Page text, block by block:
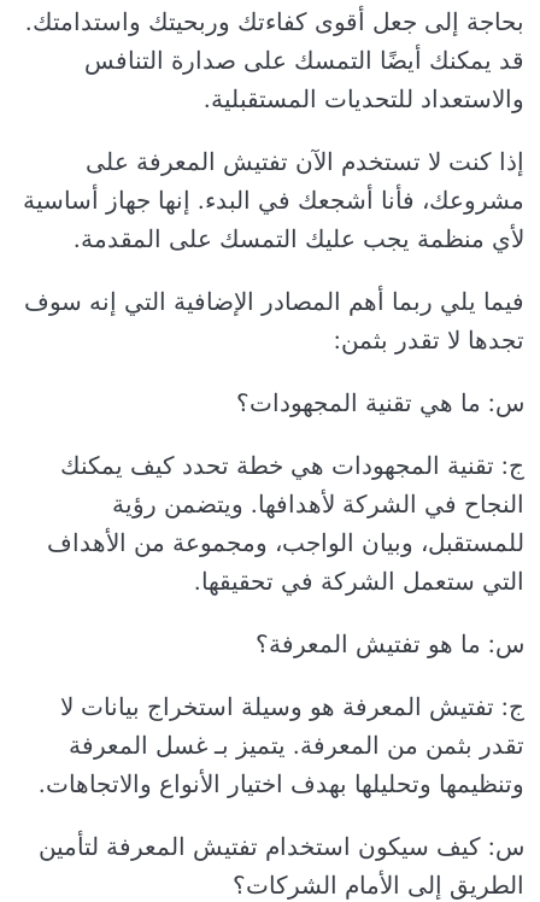
بحاجة إلى جعل أقوى كفاءتك وربحيتك واستدامتك.
قد يمكنك أيضًا التمسك على صدارة التنافس
والاستعداد للتحديات المستقبلية.
إذا كنت لا تستخدم الآن تفتيش المعرفة على
مشروعك، فأنا أشجعك في البدء. إنها جهاز أساسية
لأي منظمة يجب عليك التمسك على المقدمة.
فيما يلي ربما أهم المصادر الإضافية التي إنه سوف
تجدها لا تقدر بثمن:
س: ما هي تقنية المجهودات؟
ج: تقنية المجهودات هي خطة تحدد كيف يمكنك
النجاح في الشركة لأهدافها. ويتضمن رؤية
للمستقبل، وبيان الواجب، ومجموعة من الأهداف
التي ستعمل الشركة في تحقيقها.
س: ما هو تفتيش المعرفة؟
ج: تفتيش المعرفة هو وسيلة استخراج بيانات لا
تقدر بثمن من المعرفة. يتميز بـ غسل المعرفة
وتنظيمها وتحليلها بهدف اختيار الأنواع والاتجاهات.
س: كيف سيكون استخدام تفتيش المعرفة لتأمين
الطريق إلى الأمام الشركات؟